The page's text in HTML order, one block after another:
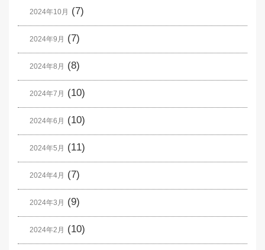
2024年10月 (7)
2024年9月 (7)
2024年8月 (8)
2024年7月 (10)
2024年6月 (10)
2024年5月 (11)
2024年4月 (7)
2024年3月 (9)
2024年2月 (10)